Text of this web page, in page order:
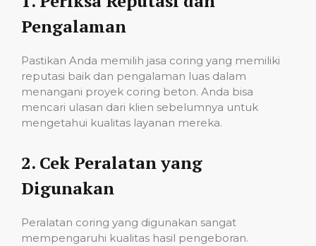
Pengalaman
Pastikan Anda memilih jasa coring yang memiliki
reputasi baik dan pengalaman luas dalam
menangani proyek coring beton. Anda bisa
mencari ulasan dari klien sebelumnya untuk
mengetahui kualitas layanan mereka.
2. Cek Peralatan yang
Digunakan
Peralatan coring yang digunakan sangat
mempengaruhi kualitas hasil pengeboran.